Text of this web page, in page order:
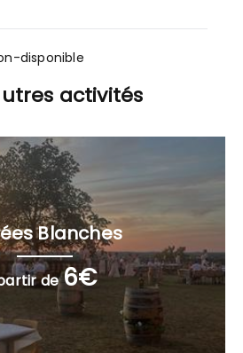
disponible
activités
Blanches
de6€